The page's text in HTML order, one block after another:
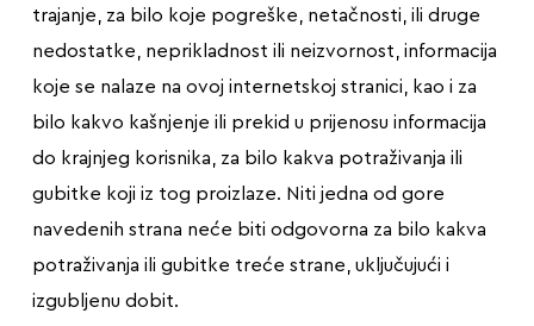
trajanje, za bilo koje pogreške, netačnosti, ili druge
nedostatke, neprikladnost ili neizvornost, informacija
koje se nalaze na ovoj internetskoj stranici, kao i za
bilo kakvo kašnjenje ili prekid u prijenosu informacija
do krajnjeg korisnika, za bilo kakva potraživanja ili
gubitke koji iz tog proizlaze. Niti jedna od gore
navedenih strana neće biti odgovorna za bilo kakva
potraživanja ili gubitke treće strane, uključujući i
izgubljenu dobit.